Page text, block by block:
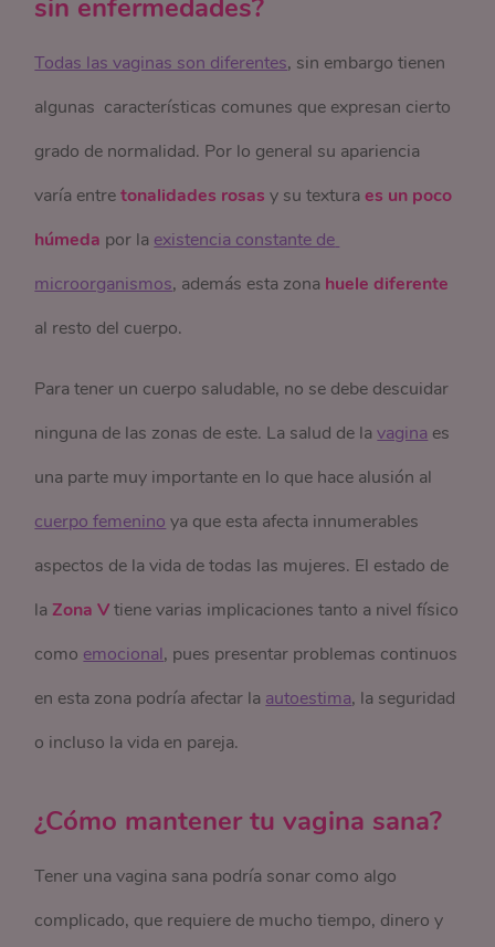
sin enfermedades?
Todas las vaginas son diferentes, sin embargo tienen
algunas características comunes que expresan cierto
grado de normalidad. Por lo general su apariencia
varía entretonalidades rosas y su texturaes un poco
húmeda por la existencia constante de
microorganismos, además esta zona huele diferente
al resto del cuerpo.
Para tener un cuerpo saludable, no se debe descuidar
ninguna de las zonas de este. La salud de lavagina es
una parte muy importante en lo que hace alusión al
cuerpo femenino ya que esta afecta innumerables
aspectos de la vida de todas las mujeres. El estado de
la Zona Vtiene varias implicaciones tanto a nivel físico
como emocional, pues presentar problemas continuos
en esta zona podría afectar la autoestima, la seguridad
o incluso la vida en pareja.
¿Cómo mantener tu vagina sana?
Tener una vagina sana podría sonar como algo
complicado, que requiere de mucho tiempo, dinero y